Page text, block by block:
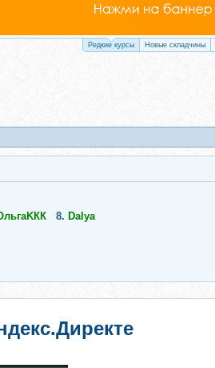
Редкие курсы Новые складчины
8. Dalya